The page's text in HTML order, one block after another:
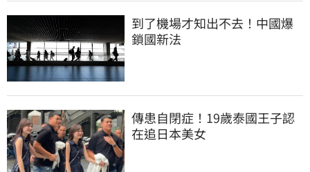
到了機場才知出不去！中國爆
鎖國新法
傳患自閉症！19歲泰國王子認
在追日本美女